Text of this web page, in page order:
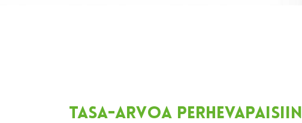
TASA-ARVOA PERHEVAPAISIIN